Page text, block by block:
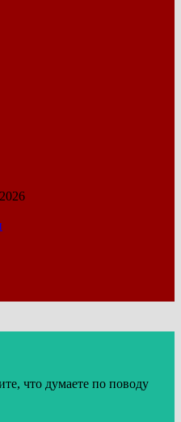
что думаете по поводу